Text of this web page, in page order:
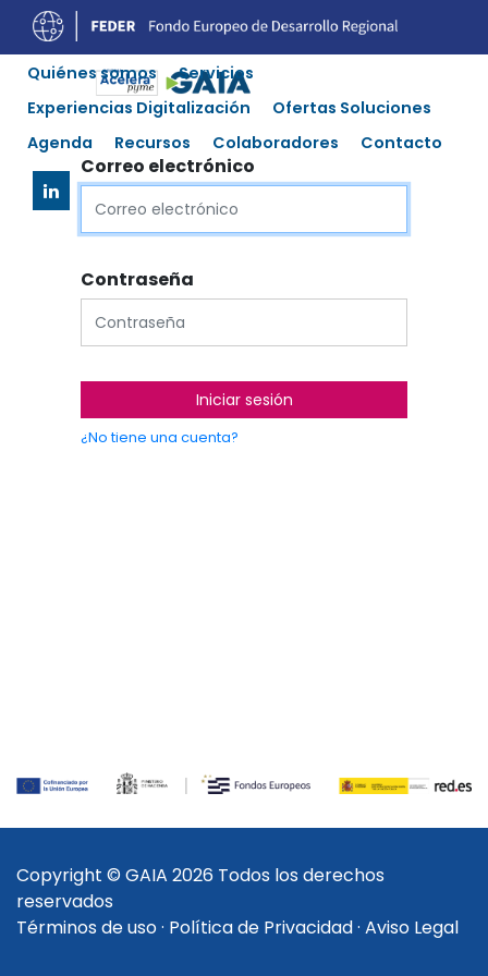
Quiénes somos
Servicios
Experiencias Digitalización
Ofertas Soluciones
Agenda
Recursos Colaboradores Contacto
Correo electrónico
Contraseña
Iniciar sesión
¿No tiene una cuenta?
Copyright © GAIA 2026 Todos los derechos
reservados
Términos de uso· Política de Privacidad· Aviso Legal